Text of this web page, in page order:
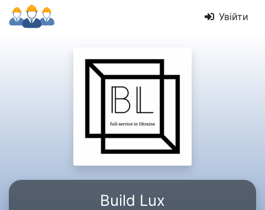
Увійти
Build Lux